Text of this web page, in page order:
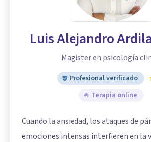
Luis Alejandro
Magister en psicología
Profesional verificado
Terapia online
Cuando la ansiedad, los ataques de
emociones intensas interfieren en la